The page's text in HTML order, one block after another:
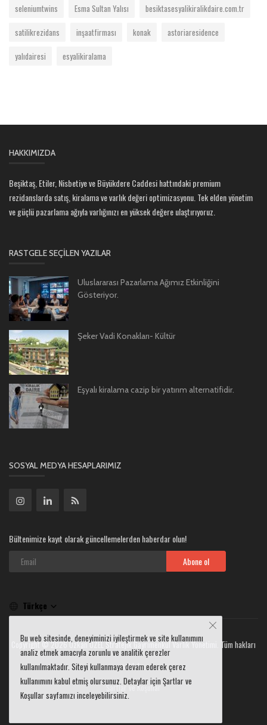
seleniumtwins
Esma Sultan Yalısı
besiktasesyalikiralikdaire.com.tr
satilikrezidans
inşaatfirması konak
astoriaresidence
yalıdairesi
esyalikiralama
HAKKIMIZDA
Beşiktaş, Etiler, Nisbetiye ve Büyükdere Caddesi hattındaki premium
rezidanslarda satış, kiralama ve varlık değeri optimizasyonu. Tek elden yönetim
ve güçlü pazarlama ağıyla varlığınızı en yüksek değere ulaştırıyoruz.
RASTGELE SEÇILEN YAZILAR
Uluslararası Pazarlama Ağımız Etkinliğini
Gösteriyor.
Şeker Vadi Konakları- Kültür
Eşyalı kiralama cazip bir yatırım alternatifidir.
SOSYAL MEDYA HESAPLARIMIZ
Bültenimize kayıt olarak güncellemelerden haberdar olun!
Abone ol
Türkçe
Copyright © 2026 Özkan ÖZEL Stratejik Gayrimenkul Varlık Yönetimi. Tüm hakları
saklıdır.
Şartlar ve Koşullar
Bu web sitesinde, deneyiminizi iyileştirmek ve site kullanımını
analiz etmek amacıyla zorunlu ve analitik çerezler
kullanılmaktadır. Siteyi kullanmaya devam ederek çerez
kullanımını kabul etmiş olursunuz. Detaylar için Şartlar ve
Koşullar sayfamızı inceleyebilirsiniz.